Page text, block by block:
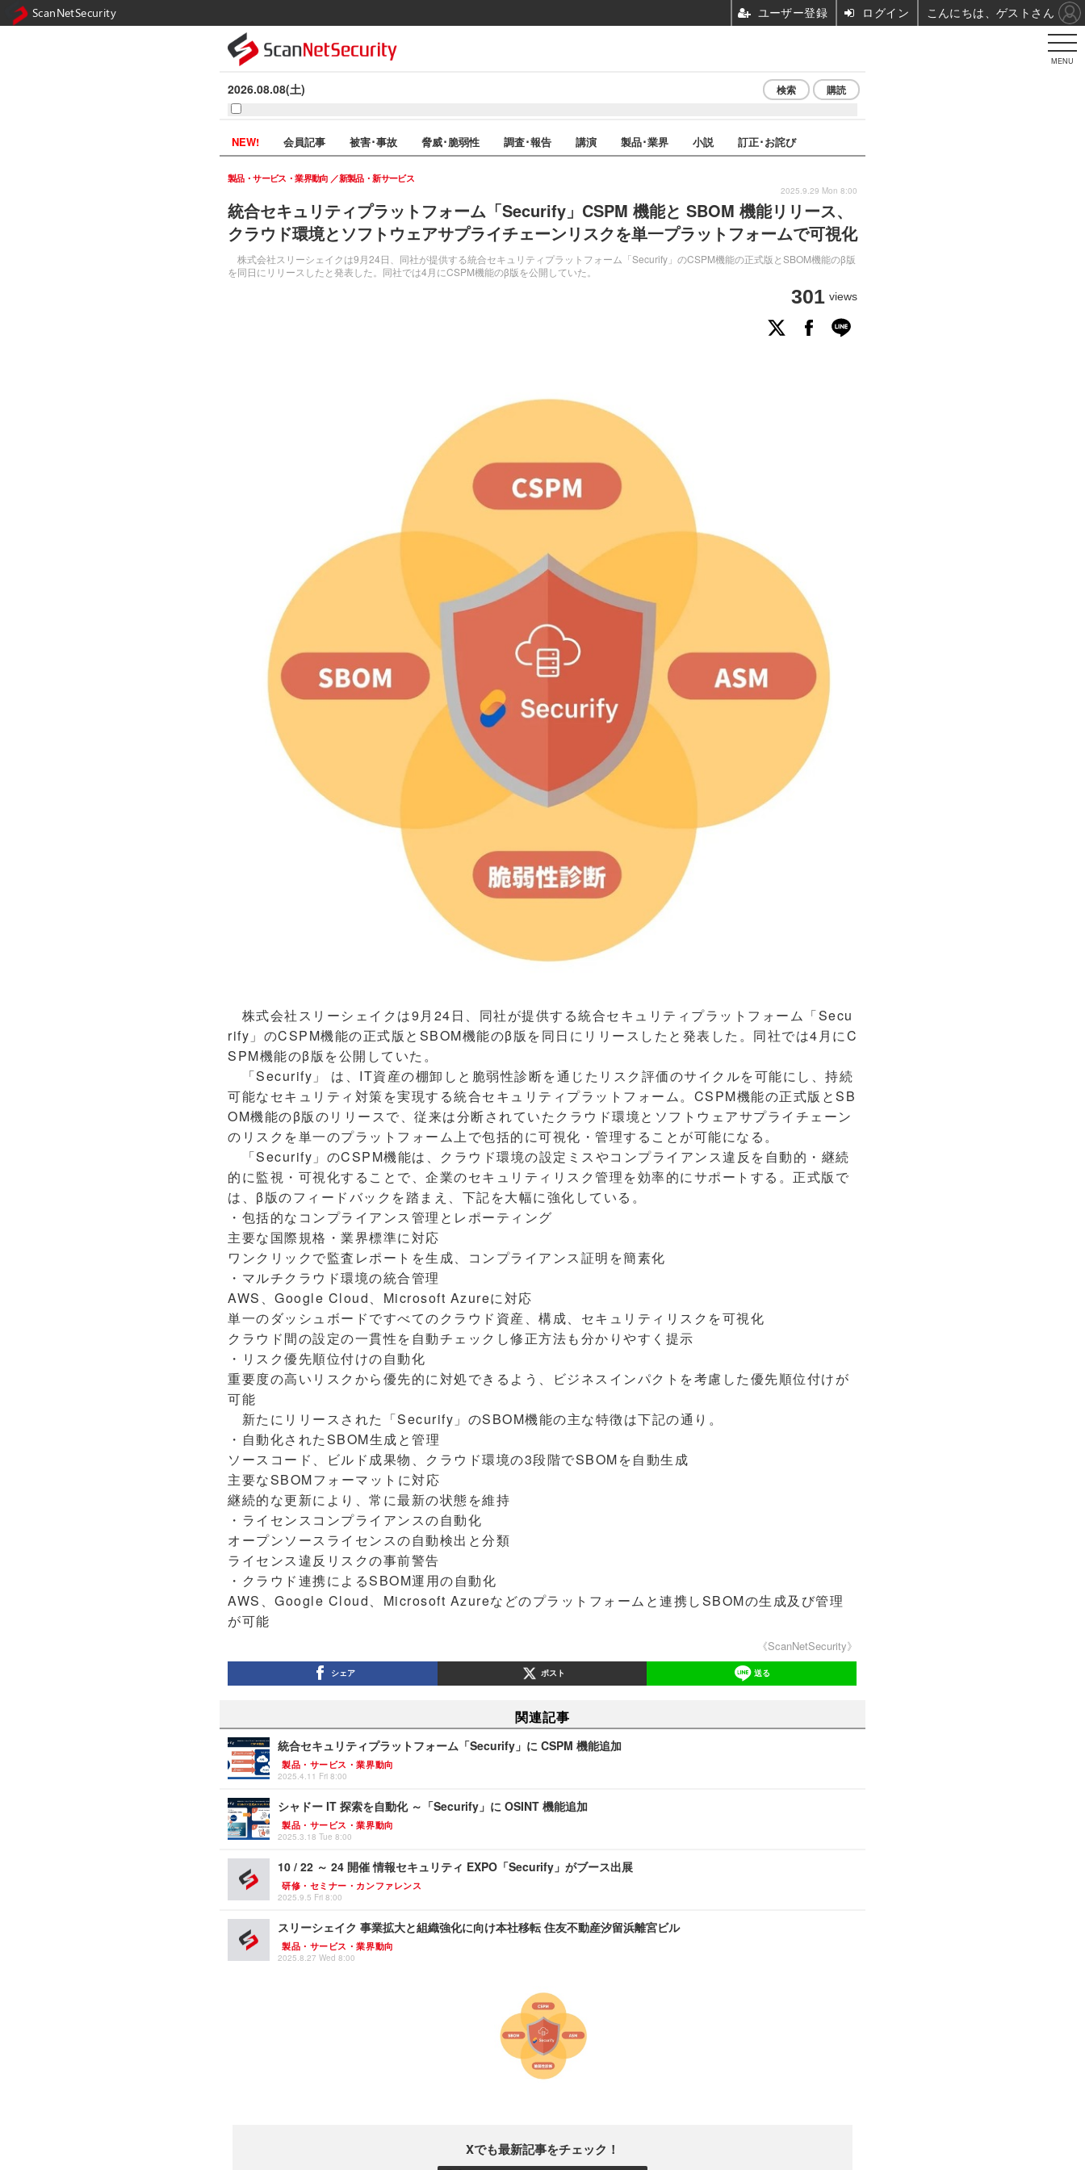
MENU
2026.08.08(土) 検索 購読
NEW! 会員記事 被害･事故 脅威･脆弱性 調査･報告 講演 製品･業界 小説 訂正･お詫び
統合セキュリティプラットフォーム「Securify」CSPM 機能と SBOM 機能リリース、
クラウド環境とソフトウェアサプライチェーンリスクを単一プラットフォームで可視化
株式会社スリーシェイクは9月24日、同社が提供する統合セキュリティプラットフォーム「Securify」のCSPM機能の正式版とSBOM機能のβ版
を同日にリリースしたと発表した。同社では4月にCSPM機能のβ版を公開していた。
製品・サービス・業界動向 新製品・新サービス
301 views
2025.9.29 Mon 8:00
株式会社スリーシェイクは9月24日、同社が提供する統合セキュリティプラットフォーム「Secu
rify」のCSPM機能の正式版とSBOM機能のβ版を同日にリリースしたと発表した。同社では4月にC
SPM機能のβ版を公開していた。
「Securify」 は、IT資産の棚卸しと脆弱性診断を通じたリスク評価のサイクルを可能にし、持続
可能なセキュリティ対策を実現する統合セキュリティプラットフォーム。CSPM機能の正式版とSB
OM機能のβ版のリリースで、従来は分断されていたクラウド環境とソフトウェアサプライチェーン
のリスクを単一のプラットフォーム上で包括的に可視化・管理することが可能になる。
「Securify」のCSPM機能は、クラウド環境の設定ミスやコンプライアンス違反を自動的・継続
的に監視・可視化することで、企業のセキュリティリスク管理を効率的にサポートする。正式版で
は、β版のフィードバックを踏まえ、下記を大幅に強化している。
・包括的なコンプライアンス管理とレポーティング
主要な国際規格・業界標準に対応
ワンクリックで監査レポートを生成、コンプライアンス証明を簡素化
・マルチクラウド環境の統合管理
AWS、Google Cloud、Microsoft Azureに対応
単一のダッシュボードですべてのクラウド資産、構成、セキュリティリスクを可視化
クラウド間の設定の一貫性を自動チェックし修正方法も分かりやすく提示
・リスク優先順位付けの自動化
重要度の高いリスクから優先的に対処できるよう、ビジネスインパクトを考慮した優先順位付けが
可能
新たにリリースされた「Securify」のSBOM機能の主な特徴は下記の通り。
・自動化されたSBOM生成と管理
ソースコード、ビルド成果物、クラウド環境の3段階でSBOMを自動生成
主要なSBOMフォーマットに対応
継続的な更新により、常に最新の状態を維持
・ライセンスコンプライアンスの自動化
オープンソースライセンスの自動検出と分類
ライセンス違反リスクの事前警告
・クラウド連携によるSBOM運用の自動化
AWS、Google Cloud、Microsoft Azureなどのプラットフォームと連携しSBOMの生成及び管理
が可能
《ScanNetSecurity》
シェア ポスト 送る
関連記事
統合セキュリティプラットフォーム「Securify」に CSPM 機能追加
製品・サービス・業界動向
2025.4.11 Fri 8:00
シャドー IT 探索を自動化 ～「Securify」に OSINT 機能追加
製品・サービス・業界動向
2025.3.18 Tue 8:00
10 / 22 ～ 24 開催 情報セキュリティ EXPO「Securify」がブース出展
研修・セミナー・カンファレンス
2025.9.5 Fri 8:00
スリーシェイク 事業拡大と組織強化に向け本社移転 住友不動産汐留浜離宮ビル
製品・サービス・業界動向
2025.8.27 Wed 8:00
Xでも最新記事をチェック！
ScanNetSecurity ユーザー登録 ログイン こんにちは、ゲストさん